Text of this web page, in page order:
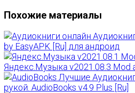
Похожие материалы
by EasyAPK [Ru] для андроид
Яндекс.Музыка v2021.08.3 Mod
Лучшие
рукой. AudioBooks v4.9 Plus [Ru]